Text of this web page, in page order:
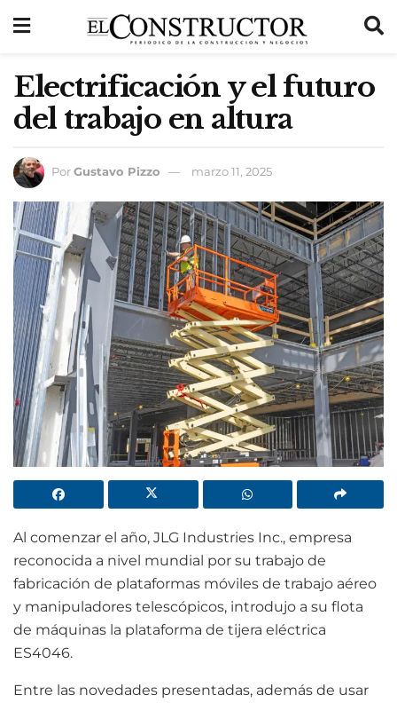
Electrificación y el futuro
del trabajo en altura
PorGustavo Pizzo marzo 11, 2025
Al comenzar el año, JLG Industries Inc., empresa
reconocida a nivel mundial por su trabajo de
fabricación de plataformas móviles de trabajo aéreo
y manipuladores telescópicos, introdujo a su flota
de máquinas la plataforma de tijera eléctrica
ES4046.
Entre las novedades presentadas, además de usar